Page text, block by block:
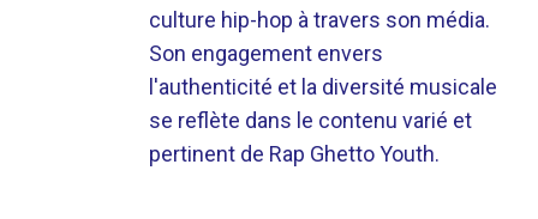
culture hip-hop à travers son média.
Son engagement envers
l'authenticité et la diversité musicale
se reflète dans le contenu varié et
pertinent de Rap Ghetto Youth.